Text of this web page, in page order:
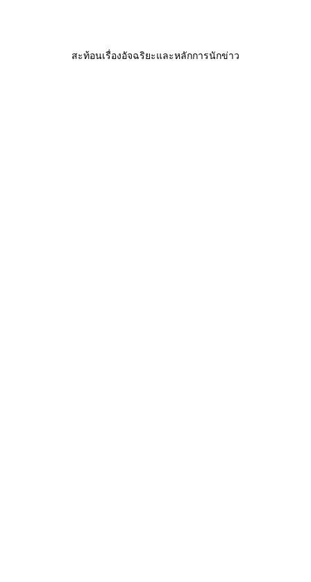
สะท้อนเรื่องอัจฉริยะและหลักการนักข่าว